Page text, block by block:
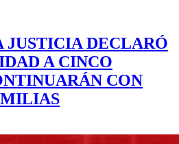
DECLARÓ
A CINCO
CON